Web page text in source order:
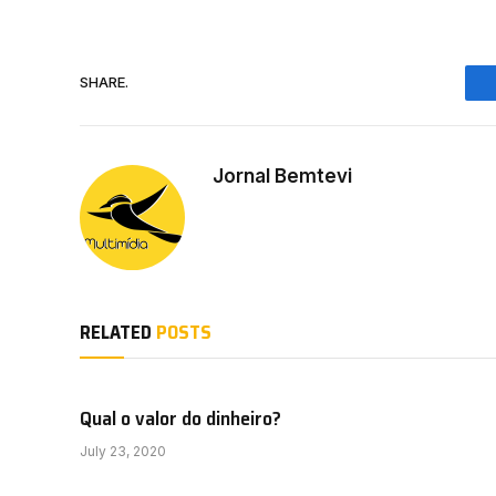
SHARE.
Jornal Bemtevi
RELATED POSTS
Qual o valor do dinheiro?
July 23, 2020